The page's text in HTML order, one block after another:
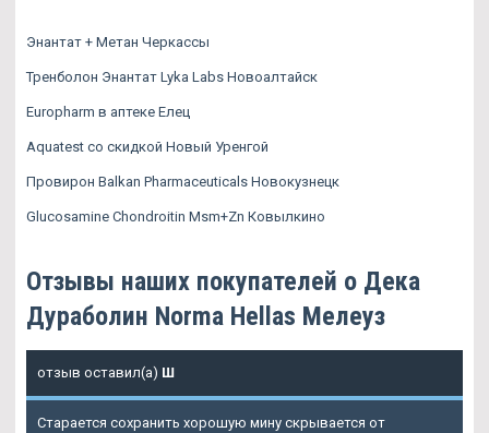
Энантат + Метан Черкассы
Тренболон Энантат Lyka Labs Новоалтайск
Europharm в аптеке Елец
Aquatest со скидкой Новый Уренгой
Провирон Balkan Pharmaceuticals Новокузнецк
Glucosamine Chondroitin Msm+Zn Ковылкино
Отзывы наших покупателей о Дека
Дураболин Norma Hellas Мелеуз
отзыв оставил(а) Ш
Старается сохранить хорошую мину скрывается от